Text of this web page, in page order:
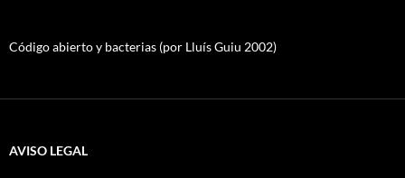
Código abierto y bacterias (por Lluís Guiu 2002)
AVISO LEGAL